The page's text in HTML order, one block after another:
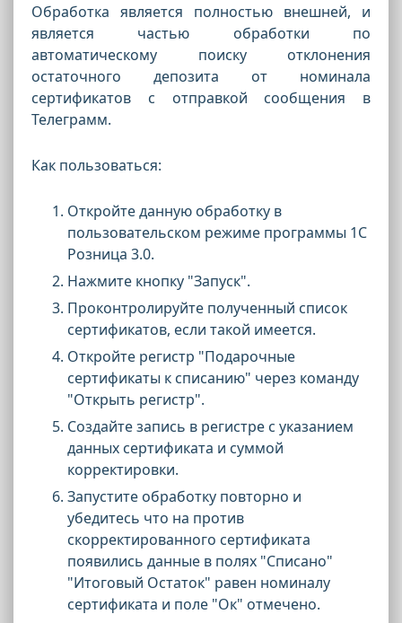
Обработка является полностью внешней, и
является частью обработки по
автоматическому поиску отклонения
остаточного депозита от номинала
сертификатов с отправкой сообщения в
Телеграмм.
Как пользоваться:
Откройте данную обработку в
пользовательском режиме программы 1С
Розница 3.0.
Нажмите кнопку "Запуск".
Проконтролируйте полученный список
сертификатов, если такой имеется.
Откройте регистр "Подарочные
сертификаты к списанию" через команду
"Открыть регистр".
Создайте запись в регистре с указанием
данных сертификата и суммой
корректировки.
Запустите обработку повторно и
убедитесь что на против
скорректированного сертификата
появились данные в полях "Списано"
"Итоговый Остаток" равен номиналу
сертификата и поле "Ок" отмечено.